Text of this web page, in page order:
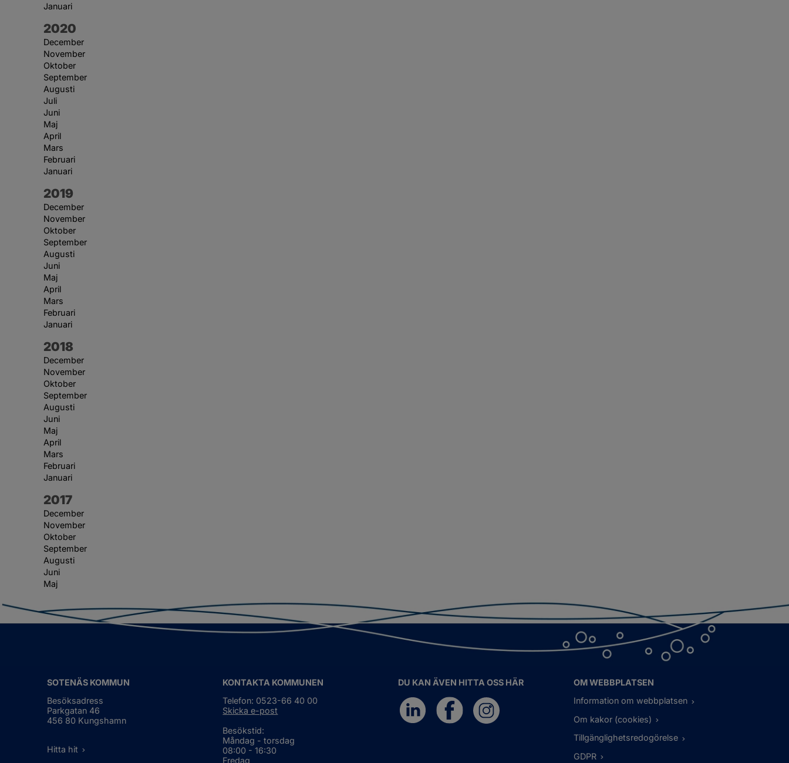
Januari
År:
2020
December
November
Oktober
September
Augusti
Juli
Juni
Maj
April
Mars
Februari
Januari
År:
2019
December
November
Oktober
September
Augusti
Juni
Maj
April
Mars
Februari
Januari
År:
2018
December
November
Oktober
September
Augusti
Juni
Maj
April
Mars
Februari
Januari
År:
2017
December
November
Oktober
September
Augusti
Juni
Maj
SOTENÄS KOMMUN
Besöksadress
Parkgatan 46
456 80 Kungshamn
Hitta hit
KONTAKTA KOMMUNEN
Telefon: 0523-66 40 00
Skicka e-post
Besökstid:
Måndag - torsdag
08:00 - 16:30
Fredag
DU KAN ÄVEN HITTA OSS HÄR
OM WEBBPLATSEN
Information om webbplatsen
Om kakor (cookies)
Tillgänglighetsredogörelse
GDPR